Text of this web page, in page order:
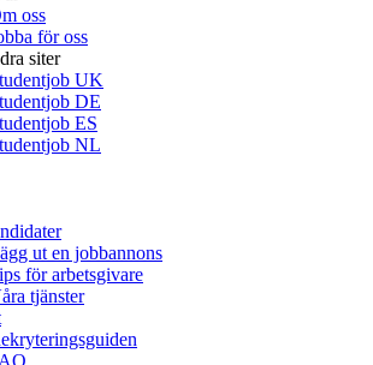
oss
för oss
siter
UK
DE
ES
NL
ut en jobbannons
för arbetsgivare
tjänster